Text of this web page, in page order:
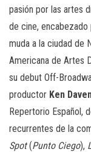
pasión por las artes
de cine, encabezado
muda a la ciudad de
Americana de Artes
su debut Off-
productor Ken
Repertorio Español,
recurrentes de la
Spot(Punto Ciego),